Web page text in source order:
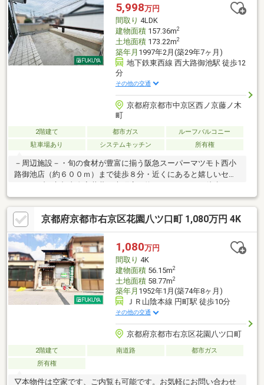
5,998万円
間取り 4LDK
建物面積157.36m2
土地面積173.22m2
築年月 1997年2月(築29年7ヶ月)
地下鉄東西線 西大路御池駅 徒歩12
分
その他の交通
京都府京都市中京区西ノ京藤ノ木
町
2階建て 都市ガス
ルーフバルコニー
駐車場あり
システムキッチン 所有権
－周辺施設－・旬の食材が豊富に揃う阪急スーパーマツモト西小
路御池店（約６００ｍ）まで徒歩８分・近くにあると嬉しいセブ
ンイレブン京都太秦安井藤ノ木町店（約１１０ｍ）まで徒歩２
分・徒歩３分のV・drug太子道店（約１８０ｍ）は夜１０時まで
営業中！・小さなお子様でも無理なく通える朱雀第八小学校（約
５００ｍ）は徒歩７分◎・京都太秦安井郵便局（約２５０ｍ）ま
で徒歩４分・我が家のお庭感覚で利用できる公園（約ｍ）まで徒
歩分▽ 住宅ローンや諸経費等どんなことでもご相談ください！親
切丁寧にご説明させていただきます ▽
京都府京都市右京区花園八ツ口町 1,080万円 4K
1,080万円
間取り 4K
建物面積56.15m2
土地面積58.77m2
築年月 1952年1月(築74年8ヶ月)
ＪＲ山陰本線 円町駅 徒歩10分
その他の交通
京都府京都市右京区花園八ツ口町
2階建て 南道路
都市ガス
所有権
▽本物件は空家です、ご内覧も可能です。お気軽にお問い合わせ